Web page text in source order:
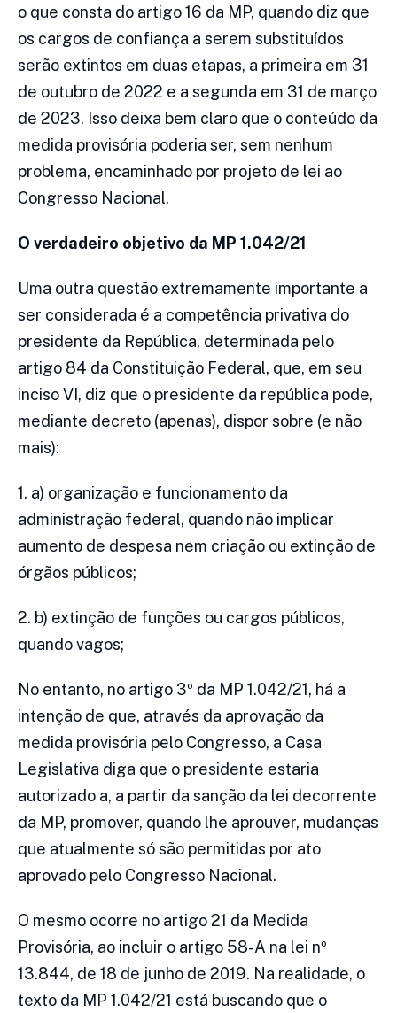
o que consta do artigo 16 da MP, quando diz que
os cargos de confiança a serem substituídos
serão extintos em duas etapas, a primeira em 31
de outubro de 2022 e a segunda em 31 de março
de 2023. Isso deixa bem claro que o conteúdo da
medida provisória poderia ser, sem nenhum
problema, encaminhado por projeto de lei ao
Congresso Nacional.
O verdadeiro objetivo da MP 1.042/21
Uma outra questão extremamente importante a
ser considerada é a competência privativa do
presidente da República, determinada pelo
artigo 84 da Constituição Federal, que, em seu
inciso VI, diz que o presidente da república pode,
mediante decreto (apenas), dispor sobre (e não
mais):
1. a) organização e funcionamento da
administração federal, quando não implicar
aumento de despesa nem criação ou extinção de
órgãos públicos;
2. b) extinção de funções ou cargos públicos,
quando vagos;
No entanto, no artigo 3º da MP 1.042/21, há a
intenção de que, através da aprovação da
medida provisória pelo Congresso, a Casa
Legislativa diga que o presidente estaria
autorizado a, a partir da sanção da lei decorrente
da MP, promover, quando lhe aprouver, mudanças
que atualmente só são permitidas por ato
aprovado pelo Congresso Nacional.
O mesmo ocorre no artigo 21 da Medida
Provisória, ao incluir o artigo 58-A na lei nº
13.844, de 18 de junho de 2019. Na realidade, o
texto da MP 1.042/21 está buscando que o